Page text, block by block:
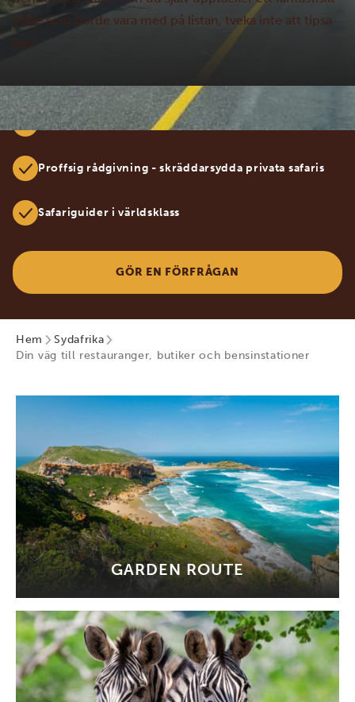
ställe som borde vara med på listan, tveka inte att tipsa
oss!
100% specialiserade på Afrika
Proffsig rådgivning - skräddarsydda privata safaris
Safariguider i världsklass
GÖR EN FÖRFRÅGAN
Hem
Sydafrika
Din väg till restauranger, butiker och bensinstationer
GARDEN ROUTE